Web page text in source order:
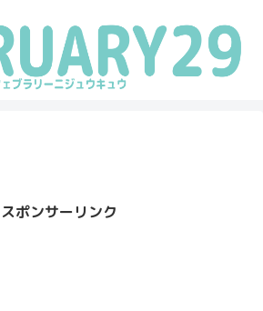
スポンサーリンク